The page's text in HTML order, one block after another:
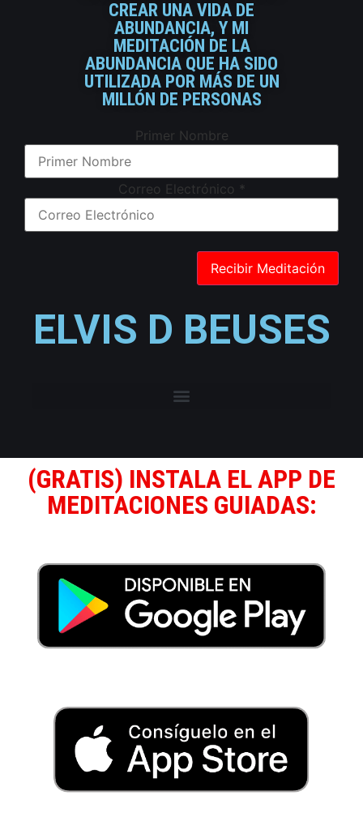
CREAR UNA VIDA DE
ABUNDANCIA, Y MI
MEDITACIÓN DE LA
ABUNDANCIA QUE HA SIDO
UTILIZADA POR MÁS DE UN
MILLÓN DE PERSONAS
Primer Nombre
Correo Electrónico *
ELVIS D BEUSES
(GRATIS) INSTALA EL APP DE
MEDITACIONES GUIADAS: